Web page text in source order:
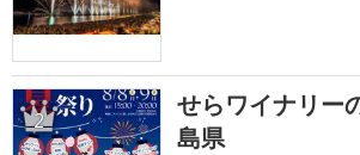
2
せらワイナリー
島県